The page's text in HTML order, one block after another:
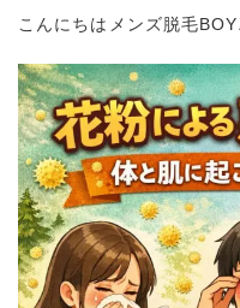
こんにちはメンズ脱毛